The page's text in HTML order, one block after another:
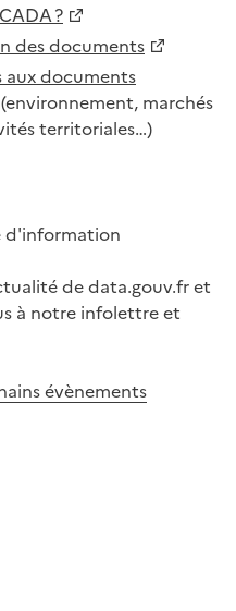
?
des documents
aux documents
(environnement, marchés
territoriales…)
d'information
de data.gouv.fr et
à notre infolettre et
évènements